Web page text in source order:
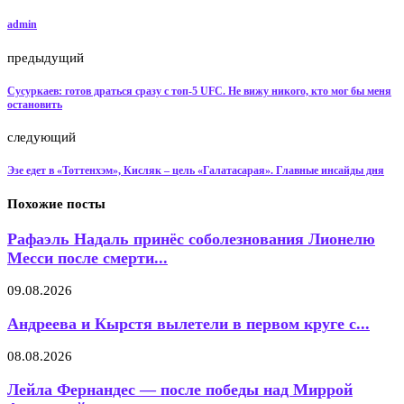
admin
предыдущий
Сусуркаев: готов драться сразу с топ-5 UFC. Не вижу никого, кто мог бы меня
остановить
следующий
Эзе едет в «Тоттенхэм», Кисляк – цель «Галатасарая». Главные инсайды дня
Похожие посты
Рафаэль Надаль принёс соболезнования Лионелю
Месси после смерти...
09.08.2026
Андреева и Кырстя вылетели в первом круге с...
08.08.2026
Лейла Фернандес — после победы над Миррой